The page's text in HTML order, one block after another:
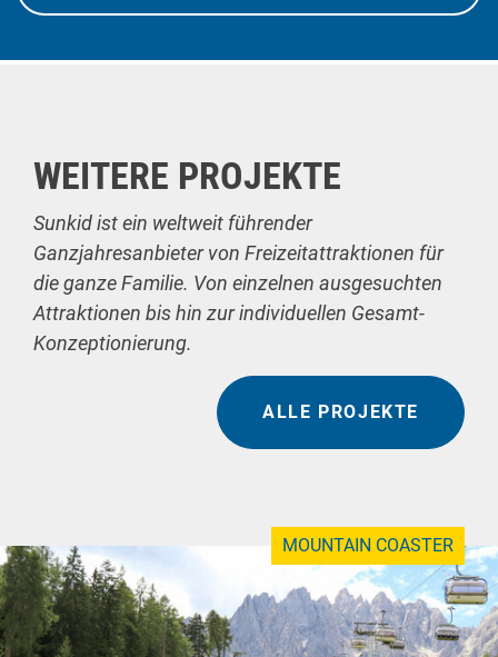
WEITERE PROJEKTE
Sunkid ist ein weltweit führender
Ganzjahresanbieter von Freizeitattraktionen für
die ganze Familie. Von einzelnen ausgesuchten
Attraktionen bis hin zur individuellen Gesamt-
Konzeptionierung.
ALLE PROJEKTE
MOUNTAIN COASTER